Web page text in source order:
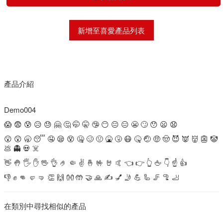
新增至喜愛產品列表
產品介紹
Demo004
😱 😨 😰 😥 😓 🤗 🤔 🤭 🤫 🤥 😶 😐 😑 😬 🙄 😯 😦 😧
😮 😲 🥱 😴 🤤 😪 😵 🤐 🥴 🤢 🤮 🤧 😷 🤒 🤕 🤑 🤠 😈 👿 👹 👺 🤡
💩 👻 💀 ☠️
👋 🤚 🖐 ✋ 🖖 👌 🤌 🤏 ✌️ 🤞 🤟 🤘 🤙 👈 👉 👆 🖕 👇 ☝️ 👍
👎 ✊ 👊 🤛 🤜 👏 🙌 👐 🤲 🤝 🙏 ✍️ 💅 🤳 💪 🦾 🦵 🦿 🦶
在類別中尋找相似的產品